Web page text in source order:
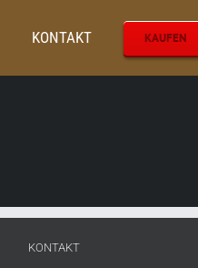
KONTAKT KAUFEN
Startseite
KONTAKT